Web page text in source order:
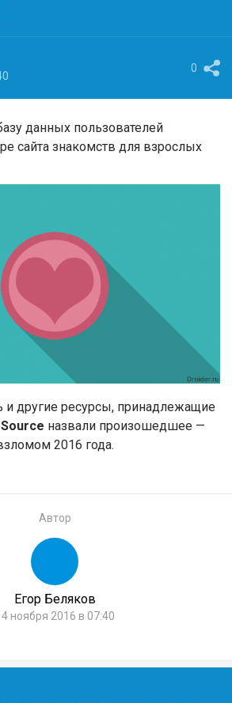
widgets/widget-
0
данных пользователей
сайта знакомств для взрослых
и другие ресурсы, принадлежащие
назвали произошедшее —
2016 года.
Автор
Егор Беляков
ноября 2016 в 07:40